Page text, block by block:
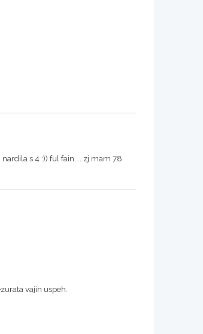
s 4 :)) ful fain.... zj mam 78
vajin uspeh.